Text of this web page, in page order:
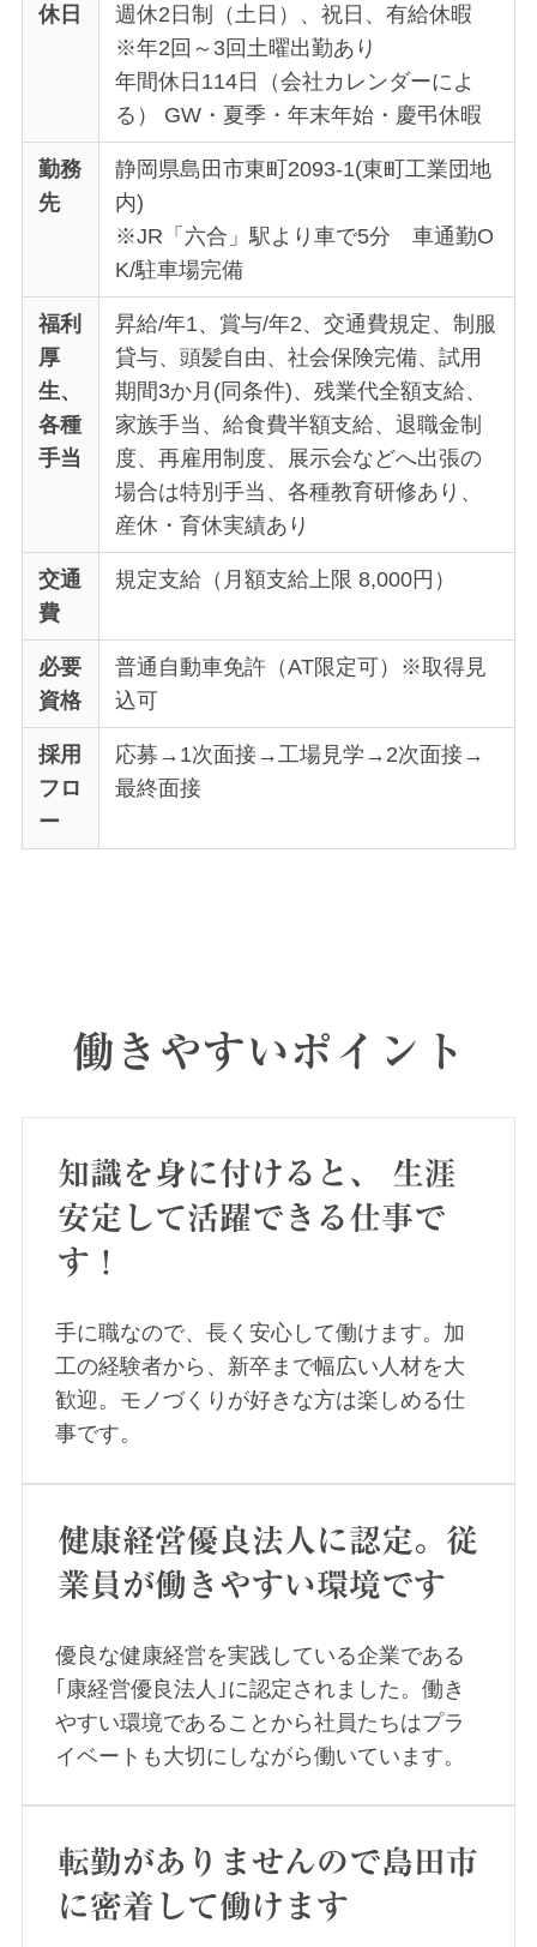
休日
週休2日制（土日）、祝日、有給休暇
※年2回～3回土曜出勤あり
年間休日114日（会社カレンダーによ
る） GW・夏季・年末年始・慶弔休暇
勤務
先
静岡県島田市東町2093-1(東町工業団地
内)
※JR「六合」駅より車で5分 車通勤O
K/駐車場完備
福利
厚
生、
各種
手当
昇給/年1、賞与/年2、交通費規定、制服
貸与、頭髪自由、社会保険完備、試用
期間3か月(同条件)、残業代全額支給、
家族手当、給食費半額支給、退職金制
度、再雇用制度、展示会などへ出張の
場合は特別手当、各種教育研修あり、
産休・育休実績あり
交通
費
規定支給（月額支給上限 8,000円）
必要
資格
普通自動車免許（AT限定可）※取得見
込可
採用
フロ
ー
応募→1次面接→工場見学→2次面接→
最終面接
働きやすいポイント
知識を身に付けると、 生涯
安定して活躍できる仕事で
す！
手に職なので、長く安心して働けます。加
工の経験者から、新卒まで幅広い人材を大
歓迎。モノづくりが好きな方は楽しめる仕
事です。
健康経営優良法人に認定。従
業員が働きやすい環境です
優良な健康経営を実践している企業である
｢康経営優良法人｣に認定されました。働き
やすい環境であることから社員たちはプラ
イベートも大切にしながら働いています。
転勤がありませんので島田市
に密着して働けます